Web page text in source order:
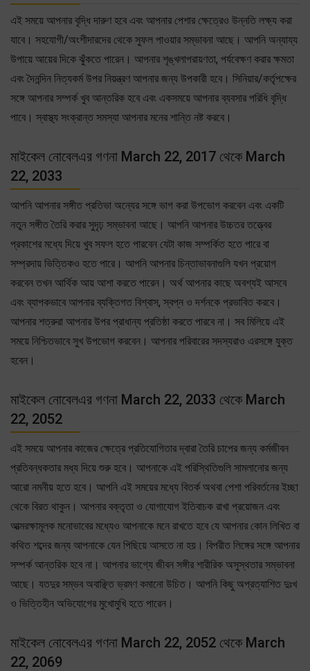
এই সময়ে আপনার বৃদ্ধি দারুণ হবে এবং আপনার পেশার ক্ষেত্রেও উন্নতি লক্ষ্য করা
যাবে। সহযোগী/অংশীদারদের থেকে সুফল পাওয়ার সম্ভাবনা আছে। আপনি অন্যায্য
উপায়ে আয়ের দিকে ঝুঁকতে পারেন। আপনার শৃঙ্খলাপরায়ণতা, পর্যবেক্ষণ করার ক্ষমতা
এবং দৈনন্দিন নিত্যকর্ম উপর নিয়ন্ত্রণ আপনার জন্য উপকারী হবে। সিনিয়ার/কর্তৃপক্ষের
সঙ্গে আপনার সম্পর্ক খুব আন্তরিক হবে এবং একসময়ে আপনার ব্যবসার পরিধি বৃদ্ধি
পাবে। স্বাস্থ্য সংক্রান্ত সমস্যা আপনার মনের শান্তি নষ্ট করবে।
মাইকেল নোবেলএর গণনা March 22, 2017 থেকে March
22, 2033
আপনি আপনার সঙ্গীত প্রতিভা অন্যের সঙ্গে ভাগ করা উপভোগ করবেন এবং একটি
নতুন সঙ্গীত তৈরি করার সুদৃঢ় সম্ভাবনা আছে। আপনি আপনার উচ্চতর তত্ত্বের
প্রকাশের মধ্যে দিয়ে খুব সফল হতে পারবেন যেটা কাজ সম্পর্কিত হতে পারে বা
সম্প্রদায় ভিত্তিকও হতে পারে। আপনি আপনার চিন্তাভাবনাগুলি যখন প্রয়োগ
করবেন তখন আর্থিক আয় আশা করতে পারেন। অর্থ আপনার কাছে অবশ্যই আসবে
এবং ব্যাপকভাবে আপনার ব্যক্তিগত বিশ্বাস, স্বপ্ন ও দর্শনকে প্রভাবিত করবে।
আপনার শত্রুরা আপনার উপর প্রাধান্য প্রতিষ্ঠা করতে পারবে না। সব মিলিয়ে এই
সময়ে নিশ্চিতভাবে সুখ উপভোগ করবেন। আপনার পরিবারের সদস্যরাও এরসঙ্গে যুক্ত
হবেন।
মাইকেল নোবেলএর গণনা March 22, 2033 থেকে March
22, 2052
এই সময়ে আপনার কাজের ক্ষেত্রে প্রতিযোগিতার দ্বারা তৈরি চাপের জন্য কর্মজীবন
প্রতিবন্ধকতার মধ্য দিয়ে শুরু হবে। আপনাকে এই পরিস্থিতিগুলি সামলানোর জন্য
আরো নমনীয় হতে হবে। আপনি এই সময়ের মধ্যে বিতর্ক অথবা পেশা পরিবর্তনের ইচ্ছা
থেকে বিরত থাকুন। আপনার বক্তৃতা ও যোগাযোগ ইতিবাচক রাখা প্রয়োজন এবং
আত্মরক্ষামূলক মনোভাবের মধ্যেও আপনাকে মনে রাখতে হবে যে আপনার কোন লিখিত বা
কথিত শব্দের জন্য আপনাকে যেন পিছিয়ে আসতে না হয়। বিপরীত লিঙ্গের সঙ্গে আপনার
সম্পর্ক আন্তরিক হবে না। আপনার ভাগ্যে জীবন সঙ্গীর শারীরিক অসুস্থতার সম্ভাবনা
আছে। যতদুর সম্ভব অবাঞ্ছিত ভ্রমণ কমানো উচিত। আপনি কিছু অপ্রত্যাশিত দুঃখ
ও ভিত্তিহীন অভিযোগের মুখোমুখি হতে পারেন।
মাইকেল নোবেলএর গণনা March 22, 2052 থেকে March
22, 2069